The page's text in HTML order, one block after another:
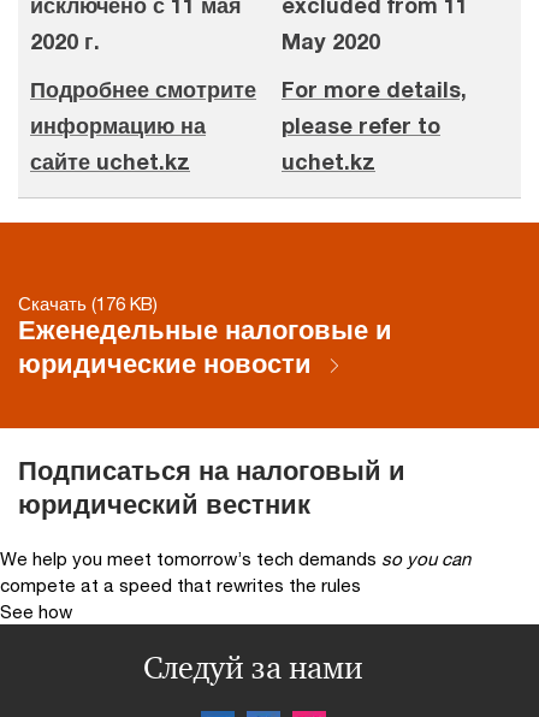
2020 г.
Подробнее смотрите
информацию на
сайте uchet.kz
May 2020
For more details,
please refer to
uchet.kz
Скачать (176 KB)
Еженедельные налоговые и
юридические новости
Подписаться на налоговый и
юридический вестник
We help you meet tomorrow’s tech demands so you can
compete at a speed that rewrites the rules
See how
Следуй за нами